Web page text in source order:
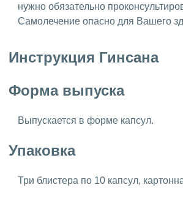
нужно обязательно
Самолечение опасно для Вашего
Инструкция Гинсана
Форма выпуска
Выпускается в форме капсул.
Упаковка
Три блистера по 10 капсул,